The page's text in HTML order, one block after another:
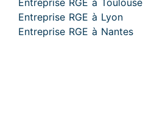
Entreprise RGE à Toulouse
Entreprise RGE à Lyon
Entreprise RGE à Nantes